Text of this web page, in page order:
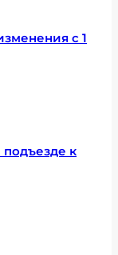
с 1
подъезде к